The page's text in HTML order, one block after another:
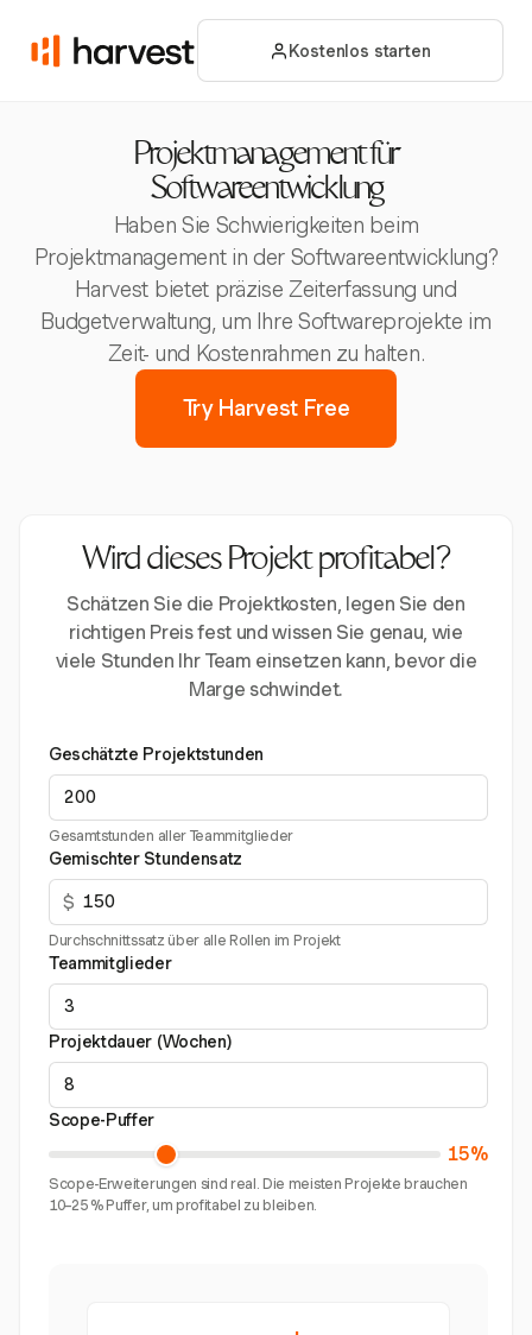
Kostenlos starten
Projektmanagement für
Softwareentwicklung
Haben Sie Schwierigkeiten beim
Projektmanagement in der Softwareentwicklung?
Harvest bietet präzise Zeiterfassung und
Budgetverwaltung, um Ihre Softwareprojekte im
Zeit- und Kostenrahmen zu halten.
Try Harvest Free
Wird dieses Projekt profitabel?
Schätzen Sie die Projektkosten, legen Sie den
richtigen Preis fest und wissen Sie genau, wie
viele Stunden Ihr Team einsetzen kann, bevor die
Marge schwindet.
Geschätzte Projektstunden
Gesamtstunden aller Teammitglieder
Gemischter Stundensatz
$
Durchschnittssatz über alle Rollen im Projekt
Teammitglieder
Projektdauer (Wochen)
Scope-Puffer
15%
Scope-Erweiterungen sind real. Die meisten Projekte brauchen
10–25 % Puffer, um profitabel zu bleiben.